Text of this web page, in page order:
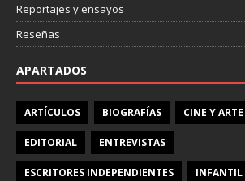
Reportajes y ensayos
Reseñas
APARTADOS
ARTÍCULOS BIOGRAFÍAS CINE Y ARTE
EDITORIAL ENTREVISTAS
ESCRITORES INDEPENDIENTES INFANTIL